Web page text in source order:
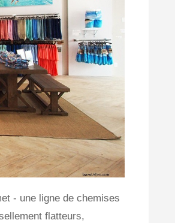
- une ligne de chemises
flatteurs,